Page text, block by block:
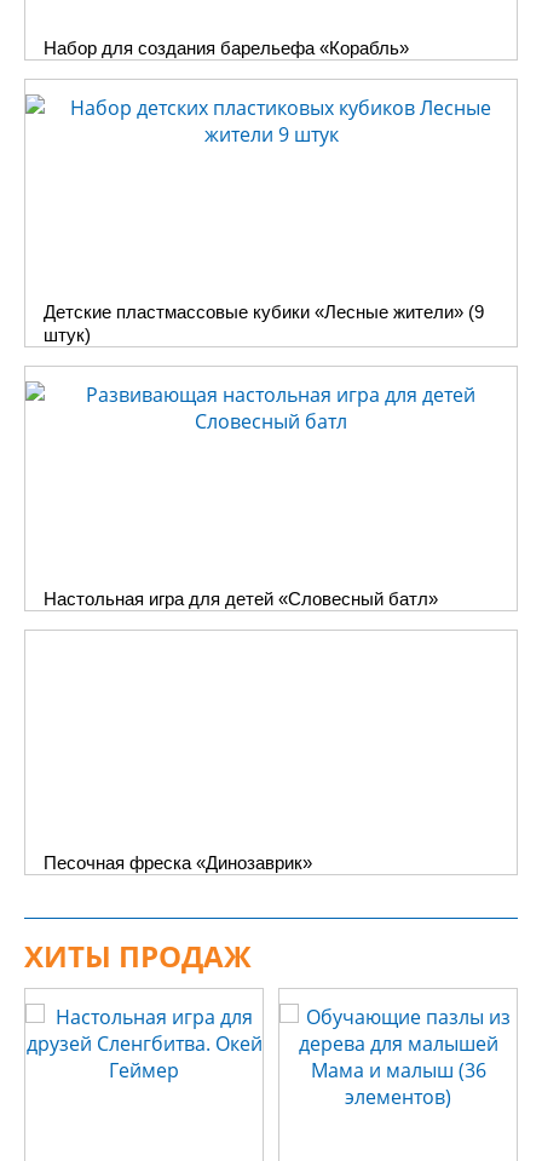
пальчиковых упражнений.
Помимо подробной
иллюстрированной инструкции
в каждый набор входят 12
картинки познакомят детей со
предметами и ситуациями.
Подробное описание и правила
Набор для создания барельефа «Корабль»
Детские пластмассовые кубики «Лесные жители» (9
штук)
Настольная игра для детей «Словесный батл»
Песочная фреска «Динозаврик»
ХИТЫ ПРОДАЖ